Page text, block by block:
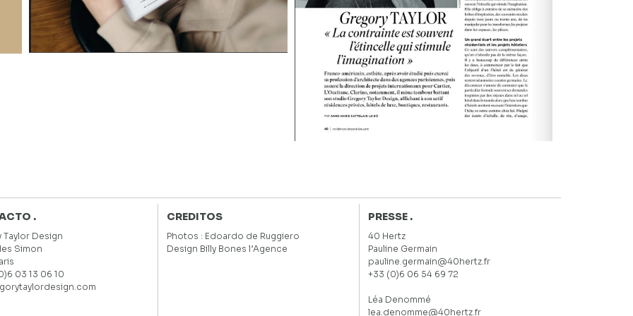
.
Taylor Design
Simon
03 13 06 10
CREDITOS
Photos : Edoardo de Ruggiero
Design Billy Bones l’Agence
PRESSE .
40 Hertz
Pauline Germain
pauline.germain@40hertz.fr
+33 (0)6 06 54 69 72
Léa Denommé
lea.denomme@40hertz.fr